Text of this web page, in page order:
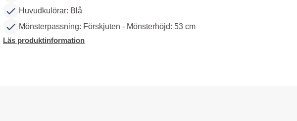
Huvudkulörar: Blå
Mönsterpassning: Förskjuten - Mönsterhöjd: 53 cm
Läs produktinformation